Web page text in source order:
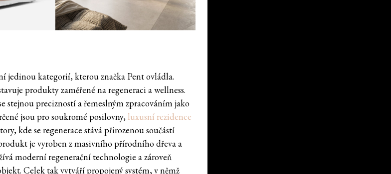
jedinou kategorií, kterou značka Pent ovládla.
produkty zaměřené na regeneraci a wellness.
stejnou precizností a řemeslným zpracováním jako
jsou pro soukromé posilovny, luxusní rezidence
kde se regenerace stává přirozenou součástí
je vyroben z masivního přírodního dřeva a
moderní regenerační technologie a zároveň
Celek tak vytváří propojený systém, v němž